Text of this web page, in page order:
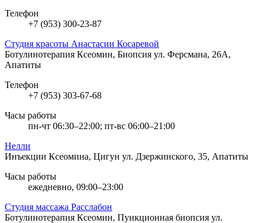
Телефон
+7 (953) 300-23-87
Студия красоты Анастасии Косаревой
Ботулинотерапия Ксеомин, Биопсия ул. Ферсмана, 26А,
Апатиты
Телефон
+7 (953) 303-67-68
Часы работы
пн-чт 06:30–22:00; пт-вс 06:00–21:00
Нелли
Инъекции Ксеомина, Цигун ул. Дзержинского, 35, Апатиты
Часы работы
ежедневно, 09:00–23:00
Студия массажа Расслабон
Ботулинотерапия Ксеомин, Пункционная биопсия ул.